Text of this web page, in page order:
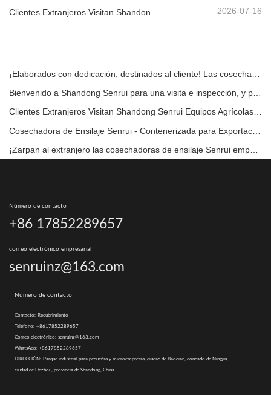
Clientes Extranjeros Visitan Shandong Senrui Equipos Agrícolas y Ganaderos para un Recorrido e Inspección. 2026-07-16
Clientes Extranjeros Visitan Shandong Senrui Equipos Agrícolas y Ganaderos para un Recorrido e Inspección.
Número de contacto
+86 17852289657
correo electrónico empresarial
senruinz@163.com
Número de contacto
Contacto: Recubrimiento
Teléfono: +8617852289657
Correo electrónico: senruinz@163.com
WhatsApp: +8617852289657
DIRECCIÓN: Parque industrial para pequeñas y microempresas, ciudad de Baodian, condado de Ningjin,
ciudad de Dezhou, provincia de Shandong, China